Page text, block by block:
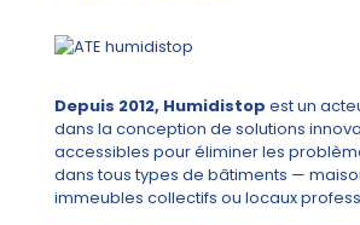
Depuis 2012, Humidistop est un
dans la conception de solutions
accessibles pour éliminer les
dans tous types de bâtiments —
immeubles collectifs ou locaux